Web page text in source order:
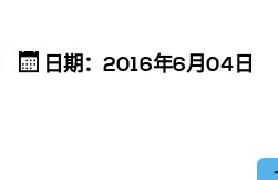
日期：2016年6月04日